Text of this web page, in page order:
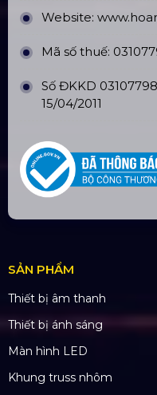
Website:
Mã số thuế:
Số ĐKKD
15/04/2011
SẢN PHẨM
Thiết bị âm thanh
Thiết bị ánh sáng
Màn hình LED
Khung truss nhôm